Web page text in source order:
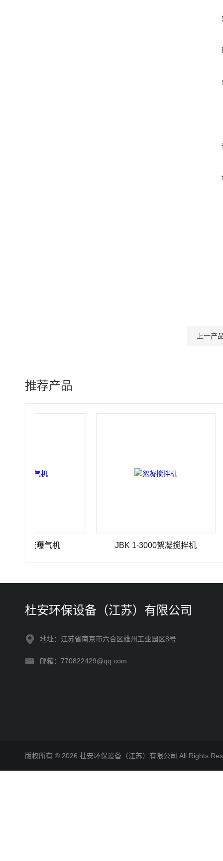
上一产
推荐产品
JBK 1-3000絮凝搅拌机
杜安环保设备（江苏）有限公司
地址：江苏省南京市六合区雄州工业园区8号
邮箱：770822429@qq.com
版权所有 © 2026 杜安环保设备（江苏）有限公司 All Rights